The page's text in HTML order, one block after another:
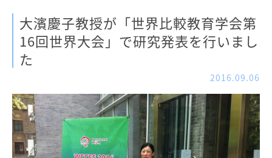
大濱慶子教授が「世界比較教育学会第
16回世界大会」で研究発表を行いまし
た
2016.09.06